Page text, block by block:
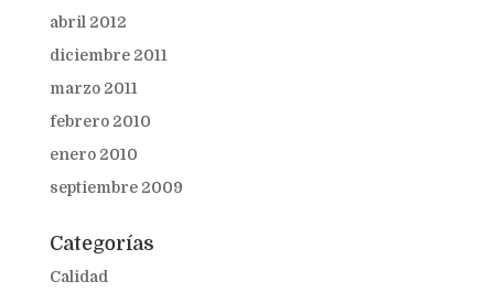
abril 2012
diciembre 2011
marzo 2011
febrero 2010
enero 2010
septiembre 2009
Categorías
Calidad